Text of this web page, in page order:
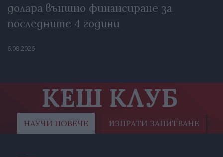
долара външно финансиране за
последните 4 години
6.08.2026
КЕШ КЛУБ
НАУЧИ ПОВЕЧЕ ИЗПРАТИ ЗАПИТВАНЕ